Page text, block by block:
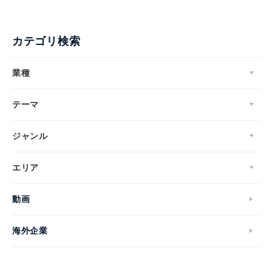
カテゴリ検索
業種
テーマ
ジャンル
エリア
動画
海外企業